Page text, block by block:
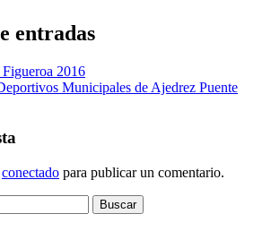
entradas
2016
Municipales de Ajedrez Puente
conectado para publicar un comentario.